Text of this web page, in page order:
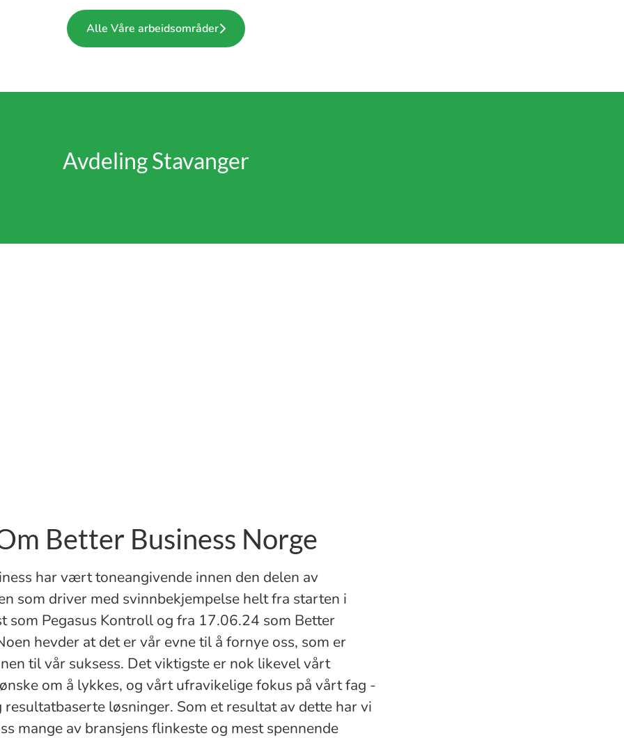
Alle Våre arbeidsområder
Avdeling Stavanger
Better Business Norge
har vært toneangivende innen den delen av
som driver med svinnbekjempelse helt fra starten i
som Pegasus Kontroll og fra 17.06.24 som Better
hevder at det er vår evne til å fornye oss, som er
til vår suksess. Det viktigste er nok likevel vårt
om å lykkes, og vårt ufravikelige fokus på vårt fag -
resultatbaserte løsninger. Som et resultat av dette har vi
mange av bransjens flinkeste og mest spennende